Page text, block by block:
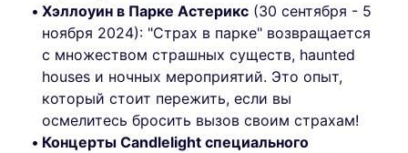
Хэллоуин в Парке Астерикс (30 сентября - 5
ноября 2024): "Страх в парке" возвращается
с множеством страшных существ, haunted
houses и ночных мероприятий. Это опыт,
который стоит пережить, если вы
осмелитесь бросить вызов своим страхам!
Концерты Candlelight специального